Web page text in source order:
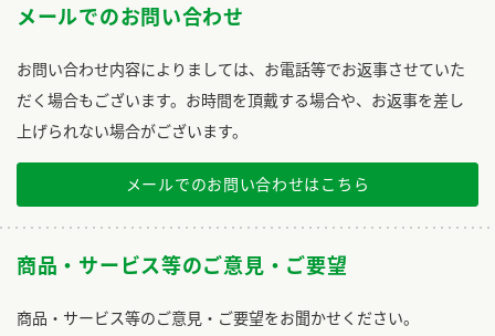
メールでのお問い合わせ
お問い合わせ内容によりましては、お電話等でお返事させていた
だく場合もございます。お時間を頂戴する場合や、お返事を差し
上げられない場合がございます。
メールでのお問い合わせはこちら
商品・サービス等のご意見・ご要望
商品・サービス等のご意見・ご要望をお聞かせください。